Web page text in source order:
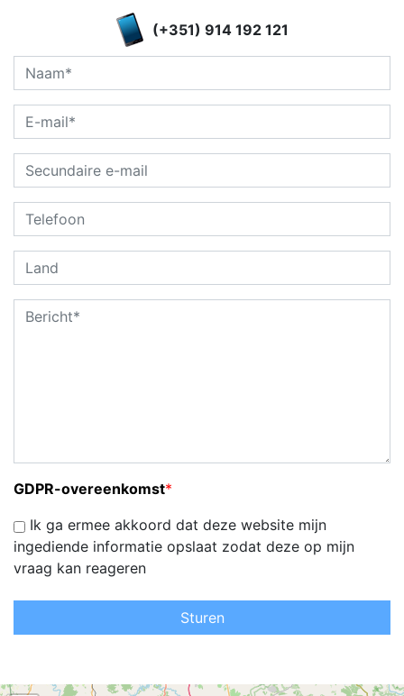
(+351) 914 192 121
GDPR-overeenkomst*
Ik ga ermee akkoord dat deze website mijn
ingediende informatie opslaat zodat deze op mijn
vraag kan reageren
Sturen